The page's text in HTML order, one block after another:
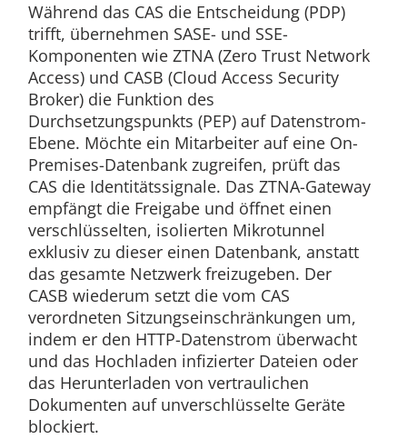
Während das CAS die Entscheidung (PDP)
trifft, übernehmen SASE- und SSE-
Komponenten wie ZTNA (Zero Trust Network
Access) und CASB (Cloud Access Security
Broker) die Funktion des
Durchsetzungspunkts (PEP) auf Datenstrom-
Ebene. Möchte ein Mitarbeiter auf eine On-
Premises-Datenbank zugreifen, prüft das
CAS die Identitätssignale. Das ZTNA-Gateway
empfängt die Freigabe und öffnet einen
verschlüsselten, isolierten Mikrotunnel
exklusiv zu dieser einen Datenbank, anstatt
das gesamte Netzwerk freizugeben. Der
CASB wiederum setzt die vom CAS
verordneten Sitzungseinschränkungen um,
indem er den HTTP-Datenstrom überwacht
und das Hochladen infizierter Dateien oder
das Herunterladen von vertraulichen
Dokumenten auf unverschlüsselte Geräte
blockiert.